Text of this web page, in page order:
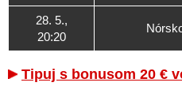
28. 5.,
20:20
Tipuj s bonusom 20 €